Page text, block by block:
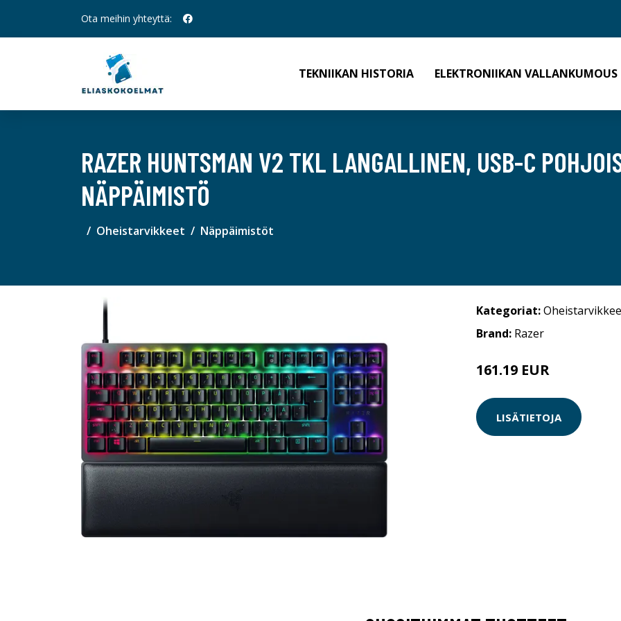
Ota meihin yhteyttä:
TEKNIIKAN HISTORIA ELEKTRONIIKAN VALLANKUMOUS
RAZER HUNTSMAN V2 TKL LANGALLINEN, USB-C
NÄPPÄIMISTÖ
Oheistarvikkeet Näppäimistöt
Kategoriat:
Brand: Razer
161.19 EUR
LISÄTIETOJA